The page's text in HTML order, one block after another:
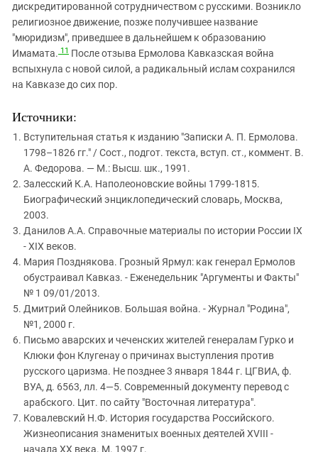
дискредитированной сотрудничеством с русскими. Возникло
религиозное движение, позже получившее название
"мюридизм", приведшее в дальнейшем к образованию
Имамата. 11 После отзыва Ермолова Кавказская война
вспыхнула с новой силой, а радикальный ислам сохранился
на Кавказе до сих пор.
Источники:
Вступительная статья к изданию "Записки А. П. Ермолова.
1798–1826 гг." / Сост., подгот. текста, вступ. ст., коммент. В.
А. Федорова. — М.: Высш. шк., 1991.
Залесский К.А. Наполеоновские войны 1799-1815.
Биографический энциклопедический словарь, Москва,
2003.
Данилов А.А. Справочные материалы по истории России IX
- XIX веков.
Мария Позднякова. Грозный Ярмул: как генерал Ермолов
обустраивал Кавказ. - Еженедельник "Аргументы и Факты"
№ 1 09/01/2013.
Дмитрий Олейников. Большая война. - Журнал "Родина",
№1, 2000 г.
Письмо аварских и чеченских жителей генералам Гурко и
Клюки фон Клугенау о причинах выступления против
русского царизма. Не позднее 3 января 1844 г. ЦГВИА, ф.
ВУА, д. 6563, лл. 4—5. Современный документу перевод с
арабского. Цит. по сайту "Восточная литература".
Ковалевский Н.Ф. История государства Российского.
Жизнеописания знаменитых военных деятелей XVIII -
начала XX века. М. 1997 г.